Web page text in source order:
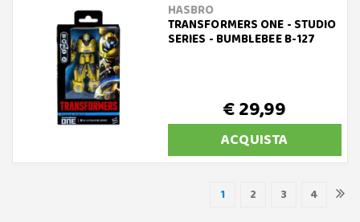
HASBRO
TRANSFORMERS ONE - STUDIO
SERIES - BUMBLEBEE B-127
€ 29,99
ACQUISTA
1 2 3 4